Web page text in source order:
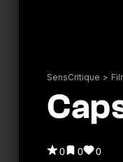
SensCritique >
0 0 0